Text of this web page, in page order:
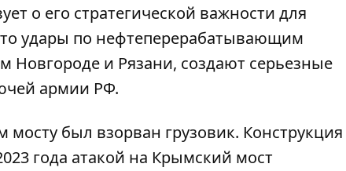
о его стратегической важности для
удары по нефтеперерабатывающим
Новгороде и Рязани, создают серьезные
армии РФ.
мосту был взорван грузовик. Конструкция
года атакой на Крымский мост